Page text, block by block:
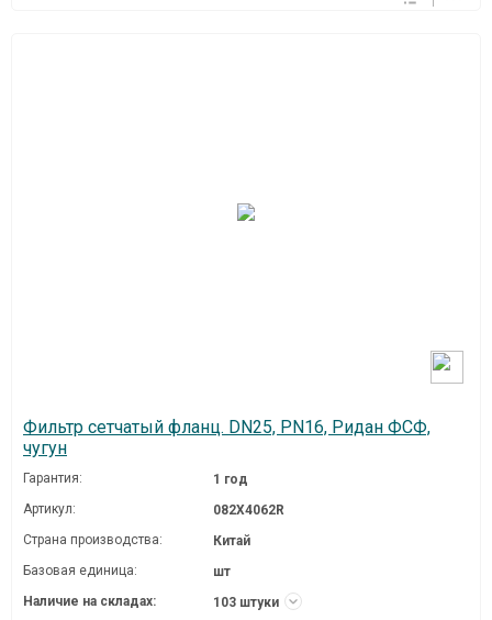
Фильтр сетчатый фланц. DN25, PN16, Ридан ФСФ,
чугун
Гарантия:
1 год
Артикул:
082X4062R
Страна производства:
Китай
Базовая единица:
шт
Наличие на складах:
103 штуки